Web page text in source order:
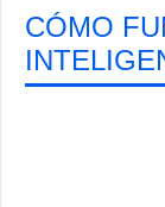
CÓMO